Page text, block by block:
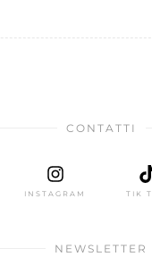
CONTATTI
INSTAGRAM TIK
NEWSLETTER